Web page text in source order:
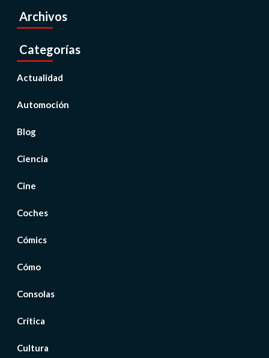
Archivos
Categorías
Actualidad
Automoción
Blog
Ciencia
Cine
Coches
Cómics
Cómo
Consolas
Crítica
Cultura